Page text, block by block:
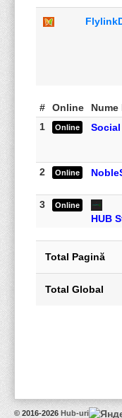
# Online Nume
1
Online Social
2 Online
3 Online
HUB
Total Pagină
Total Global
© 2016-2026 Hub-uri